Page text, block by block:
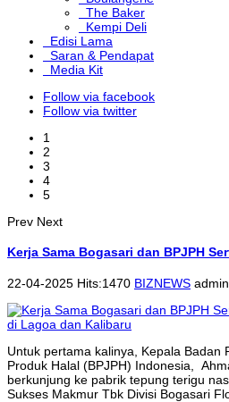
The Baker
Kempi Deli
Edisi Lama
Saran & Pendapat
Media Kit
Follow via facebook
Follow via twitter
1
2
3
4
5
Prev Next
Kerja Sama Bogasari dan BPJPH
22-04-2025 Hits:1470 BIZNEWS
Untuk pertama kalinya, Kepala Badan
Produk Halal (BPJPH) Indonesia,
berkunjung ke pabrik tepung terigu
Sukses Makmur Tbk Divisi Bogasari